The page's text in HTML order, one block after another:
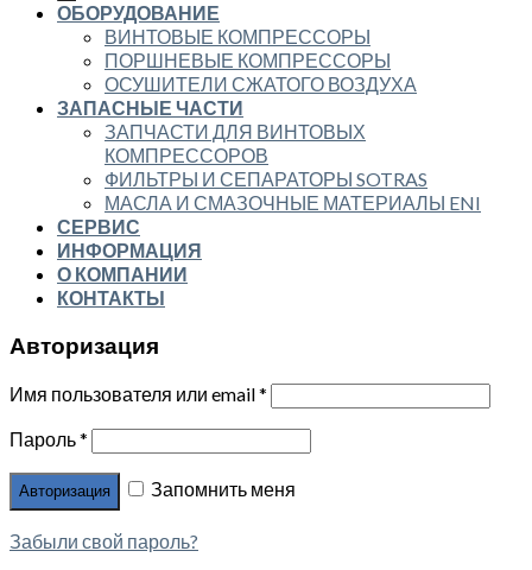
ОБОРУДОВАНИЕ
ВИНТОВЫЕ КОМПРЕССОРЫ
ПОРШНЕВЫЕ КОМПРЕССОРЫ
ОСУШИТЕЛИ СЖАТОГО ВОЗДУХА
ЗАПАСНЫЕ ЧАСТИ
ЗАПЧАСТИ ДЛЯ ВИНТОВЫХ
КОМПРЕССОРОВ
ФИЛЬТРЫ И СЕПАРАТОРЫ SOTRAS
МАСЛА И СМАЗОЧНЫЕ МАТЕРИАЛЫ ENI
СЕРВИС
ИНФОРМАЦИЯ
О КОМПАНИИ
КОНТАКТЫ
Авторизация
Имя пользователя или email*
Пароль*
Запомнить меня
Забыли свой пароль?